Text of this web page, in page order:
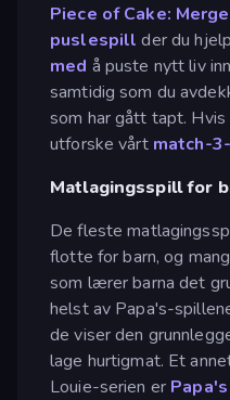
Piece of Cake:
puslespill der du
med å puste nytt liv
samtidig som du
som har gått tapt.
utforske vårt match-
Matlagingsspill for
De fleste
flotte for barn, og
som lærer barna det
helst av Papa's-
de viser den
lage hurtigmat. Et
Louie-serien er